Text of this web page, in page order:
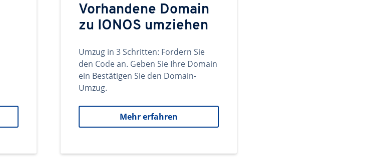
Vorhandene Domain
zu IONOS umziehen
Umzug in 3 Schritten: Fordern Sie
den Code an. Geben Sie Ihre Domain
ein Bestätigen Sie den Domain-
Umzug.
Mehr erfahren